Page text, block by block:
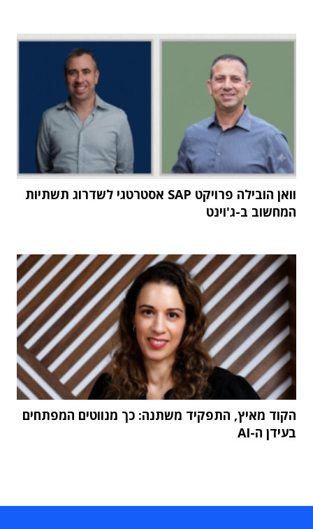
וואן הובילה פרויקט SAP אסטרטגי לשדרוג תשתיות
המחשוב ב-ג'וינט
הקוד מאיץ, התפקיד משתנה: כך מנווטים המפתחים
בעידן ה-AI